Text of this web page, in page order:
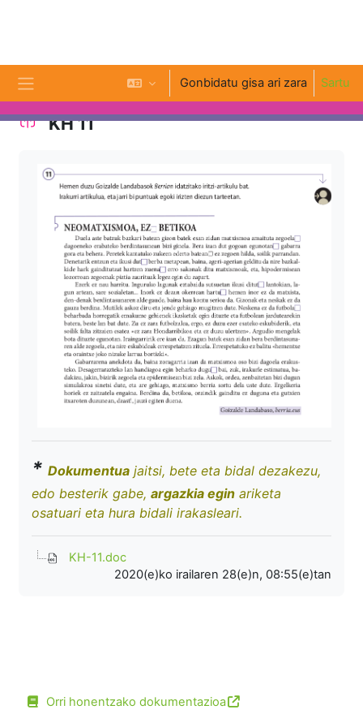
Alboko panela
Gonbidatu gisa ari zara Sartu
KH 11
* Dokumentua jaitsi, bete eta bidal dezakezu,
edo besterik gabe, argazkia egin ariketa
osatuari eta hura bidali irakasleari.
KH-11.doc
2020(e)ko irailaren 28(e)n, 08:55(e)tan
Orri honentzako dokumentazioa